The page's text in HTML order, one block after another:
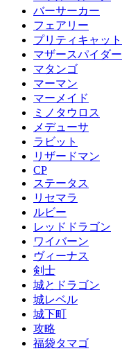
バーサーカー
フェアリー
プリティキャット
マザースパイダー
マタンゴ
マーマン
マーメイド
ミノタウロス
メデューサ
ラビット
リザードマン
CP
ステータス
リセマラ
ルビー
レッドドラゴン
ワイバーン
ヴィーナス
剣士
城とドラゴン
城レベル
城下町
攻略
福袋タマゴ